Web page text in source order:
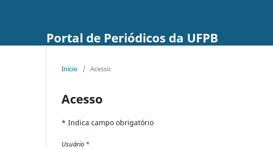
Portal de Periódicos da UFPB
Início / Acesso
Acesso
* Indica campo obrigatório
Usuário *